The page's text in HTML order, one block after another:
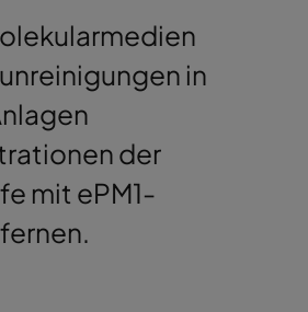
in
der
mit ePM1-